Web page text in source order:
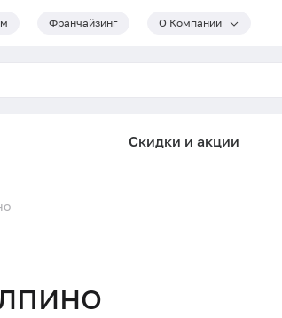
Франчайзинг О Компании
Скидки и акции